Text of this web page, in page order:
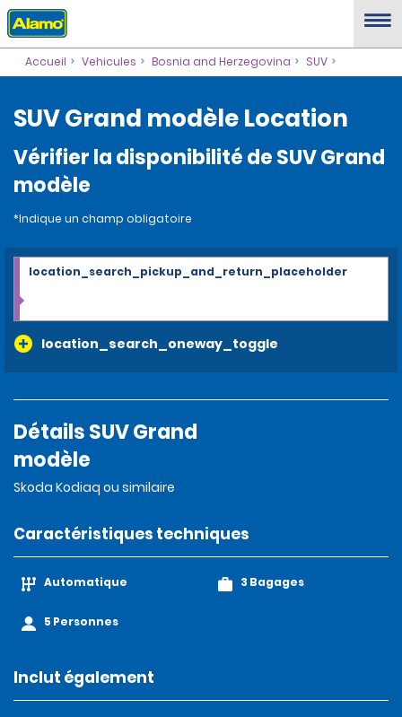
Accueil Vehicules Bosnia and Herzegovina SUV
SUV Grand modèle Location
Vérifier la disponibilité de SUV Grand
modèle
*Indique un champ obligatoire
location_search_oneway_toggle
location_search_pickup_and_return_placeholder
Détails SUV Grand
modèle
Skoda Kodiaq ou similaire
Caractéristiques techniques
Automatique
5 Personnes
3 Bagages
Inclut également